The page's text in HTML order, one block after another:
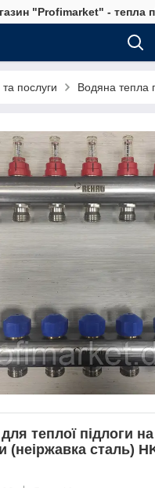
"Profimarket" - тепла
послуги Водяна тепла
теплої підлоги на
(неіржавка сталь)